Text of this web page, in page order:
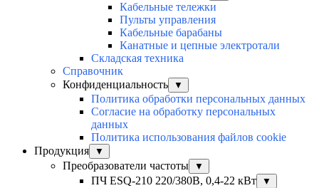
Кабельные тележки
Пульты управления
Кабельные барабаны
Канатные и цепные электротали
Складская техника
Справочник
Конфиденциальность
▼
Политика обработки персональных данных
Согласие на обработку персональных
данных
Политика использования файлов cookie
Продукция
▼
Преобразователи частоты ▼
ПЧ ESQ-210 220/380В, 0,4-22 кВт ▼